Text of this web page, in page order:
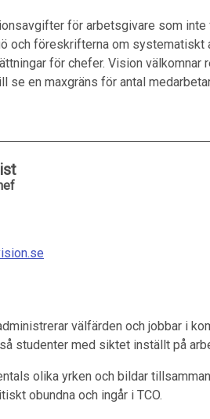
för arbetsgivare som
och föreskrifterna om systematiskt
för chefer. Vision välkomnar
se en maxgräns för antal
välfärden och jobbar i
studenter med siktet inställt på
olika yrken och bildar
obundna och ingår i TCO.